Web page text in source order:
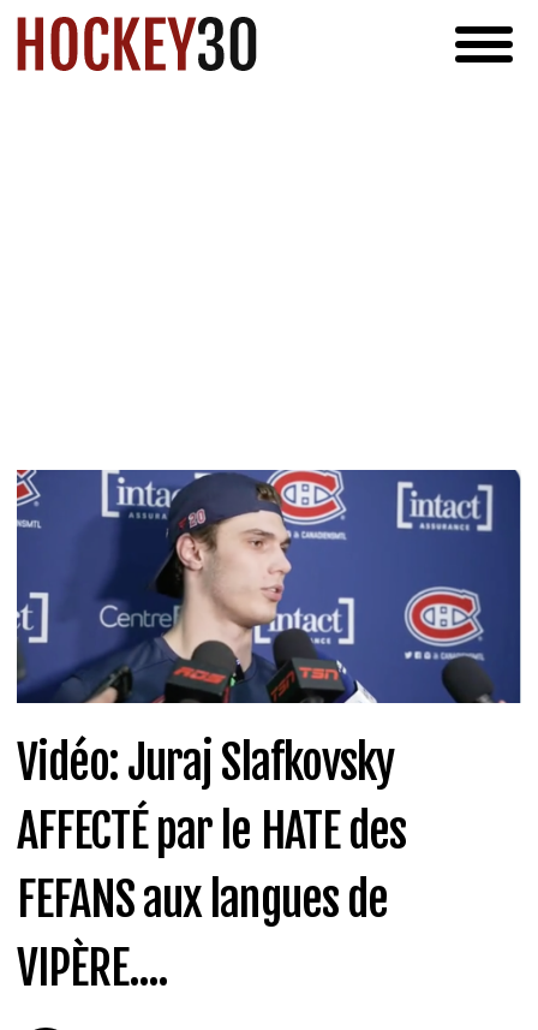
Vidéo: Juraj Slafkovsky
AFFECTÉ par le HATE des
FEFANS aux langues de
VIPÈRE....